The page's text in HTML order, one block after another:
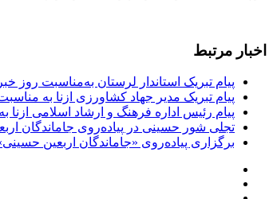
اخبار مرتبط
پیام تبریک استاندار لرستان به‌مناسبت روز
پیام تبریک مدیر جهاد کشاورزی ازنا به
پیام رئیس اداره فرهنگ و ارشاد اسلامی ازنا
تجلی شور حسینی در پیاده‌روی جاماندگان
برگزاری پیاده‌روی «جاماندگان اربعین